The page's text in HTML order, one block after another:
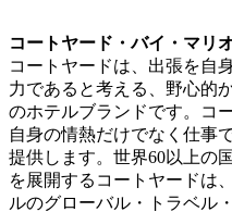
コートヤード・バイ・マリ
コートヤードは、出張を自
力であると考える、野心的
のホテルブランドです。コ
自身の情熱だけでなく仕事
提供します。世界60以上の
を展開するコートヤードは
ルのグローバル・トラベル